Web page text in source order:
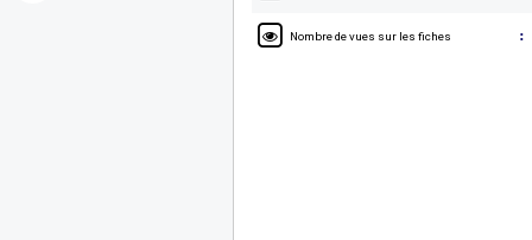
Nombre de vues sur les fiches :